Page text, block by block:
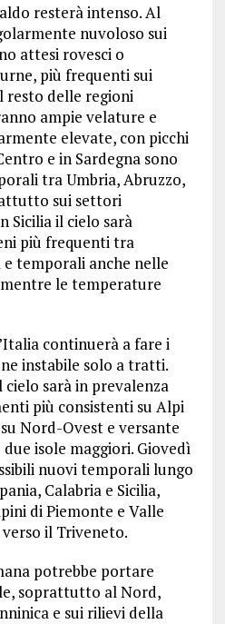
resterà intenso. Al
nuvoloso sui
attesi rovesci o
più frequenti sui
resto delle regioni
ampie velature e
elevate, con picchi
e in Sardegna sono
tra Umbria, Abruzzo,
sui settori
Sicilia il cielo sarà
più frequenti tra
e temporali anche nelle
le temperature
continuerà a fare i
instabile solo a tratti.
sarà in prevalenza
più consistenti su Alpi
Nord-Ovest e versante
isole maggiori. Giovedì
nuovi temporali lungo
Calabria e Sicilia,
di Piemonte e Valle
verso il Triveneto.
potrebbe portare
soprattutto al Nord,
e sui rilievi della